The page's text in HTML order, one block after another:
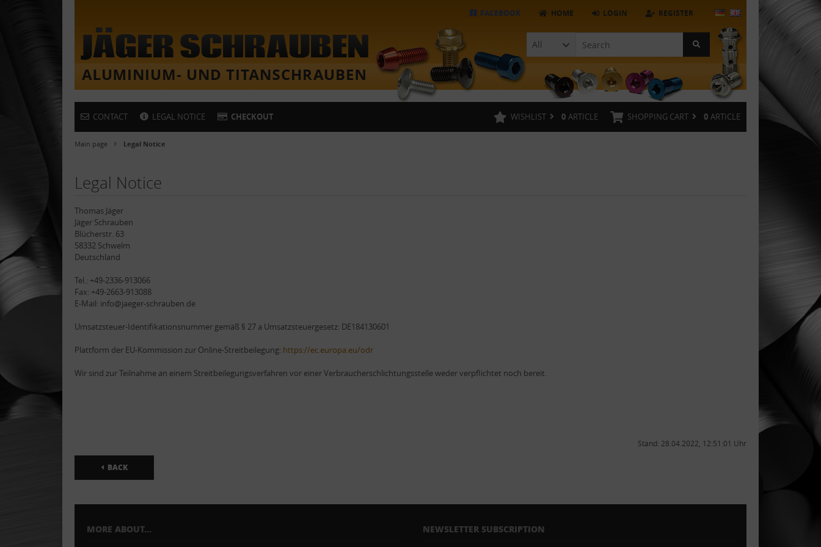
REGISTER
LOGIN
HOME
FACEBOOK
All
CONTACT LEGAL NOTICE CHECKOUT SHOPPING CART 0 ARTICLE
WISHLIST 0 ARTICLE
Main page Legal Notice
Legal Notice
Thomas Jäger
Jäger Schrauben
Blücherstr. 63
58332 Schwelm
Deutschland
Tel.: +49-2336-913066
Fax: +49-2663-913088
E-Mail: info@jaeger-schrauben.de
Umsatzsteuer-Identifikationsnummer gemäß § 27 a Umsatzsteuergesetz: DE184130601
Plattform der EU-Kommission zur Online-Streitbeilegung: https://ec.europa.eu/odr
Wir sind zur Teilnahme an einem Streitbeilegungsverfahren vor einer Verbraucherschlichtungsstelle weder verpflichtet noch bereit.
Stand: 28.04.2022, 12:51:01 Uhr
BACK
MORE ABOUT... NEWSLETTER SUBSCRIPTION